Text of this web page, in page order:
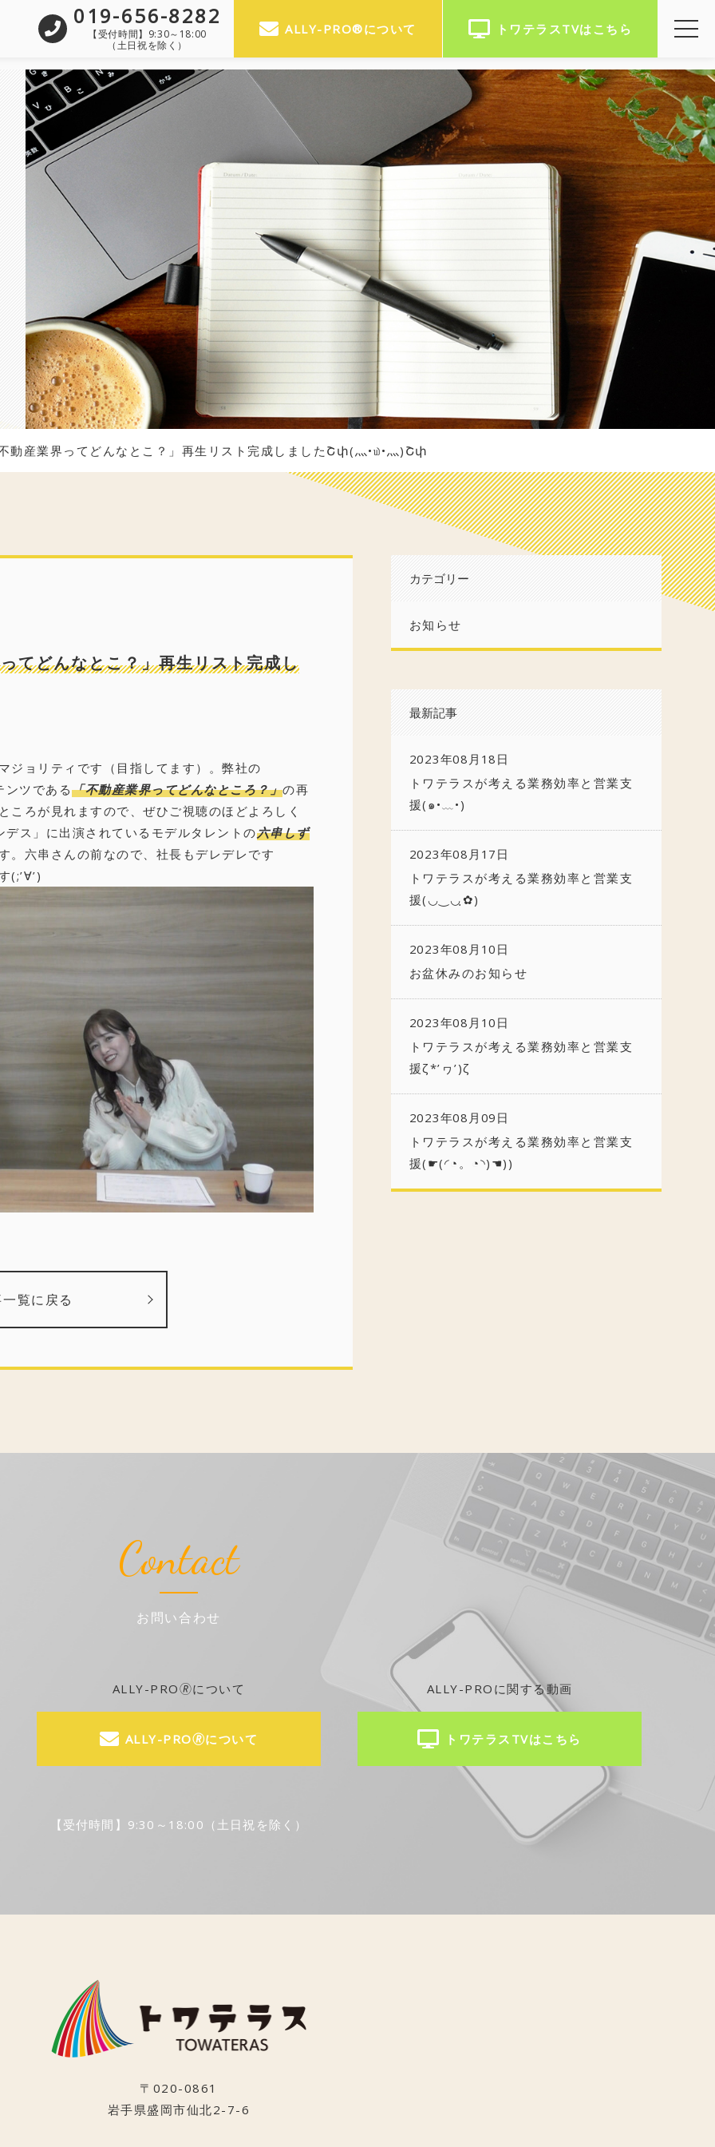
019-656-8282
【受付時間】9:30～18:00
（土日祝を除く）
ALLY-PRO®について トワテラスTVはこちら
産業界ってどんなとこ？」再生リスト完成しましたՇփ(灬•௰•灬)Շփ
てどんなとこ？」再生リスト完成し
ジョリティです（目指してます）。弊社の
ンツである「不動産業界ってどんなところ？」の再
ろが見れますので、ぜひご視聴のほどよろしく
ス」に出演されているモデルタレントの六串しず
。六串さんの前なので、社長もデレデレです
(;’∀’)
覧に戻る
カテゴリー
お知らせ
最新記事
2023年08月18日
トワテラスが考える業務効率と営業支
援(๑•﹏•)
2023年08月17日
トワテラスが考える業務効率と営業支
援(◡‿◡ฺ✿)
2023年08月10日
お盆休みのお知らせ
2023年08月10日
トワテラスが考える業務効率と営業支
援ζ*’ヮ’)ζ
2023年08月09日
トワテラスが考える業務効率と営業支
援(☛(◜◔。◔◝)☚))
Contact
お問い合わせ
ALLY-PRO🄬について
ALLY-PRO🄬について
ALLY-PROに関する動画
トワテラスTVはこちら
【受付時間】9:30～18:00 （土日祝を除く）
〒020-0861
岩手県盛岡市仙北2-7-6